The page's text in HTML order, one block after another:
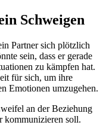
Schweigen
Partner sich plötzlich
sein, dass er gerade
zu kämpfen hat.
für sich, um ihre
Emotionen umzugehen.
an der Beziehung
kommunizieren soll.